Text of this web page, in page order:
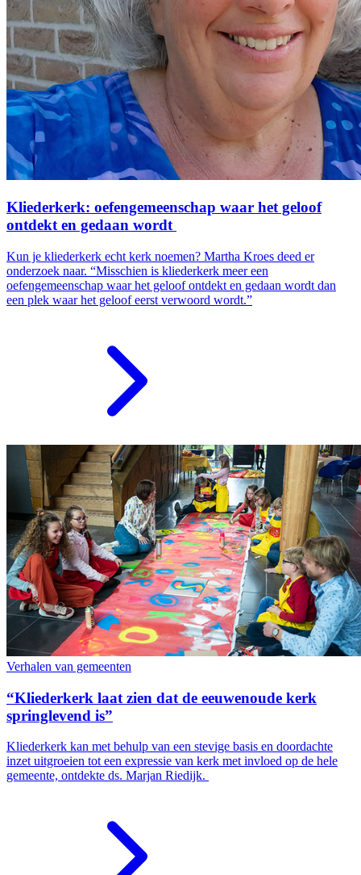
Kliederkerk: oefengemeenschap waar het geloof
ontdekt en gedaan wordt
Kun je kliederkerk echt kerk noemen? Martha Kroes deed er
onderzoek naar. “Misschien is kliederkerk meer een
oefengemeenschap waar het geloof ontdekt en gedaan wordt dan
een plek waar het geloof eerst verwoord wordt.”
Verhalen van gemeenten
“Kliederkerk laat zien dat de eeuwenoude kerk
springlevend is”
Kliederkerk kan met behulp van een stevige basis en doordachte
inzet uitgroeien tot een expressie van kerk met invloed op de hele
gemeente, ontdekte ds. Marjan Riedijk.